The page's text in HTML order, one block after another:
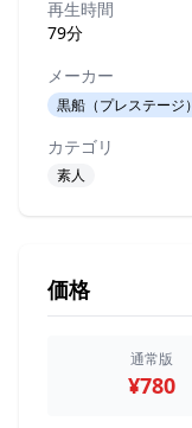
再生時間
79分
メーカー
黒船（プレステージ）
カテゴリ
素人
価格
通常版
¥780